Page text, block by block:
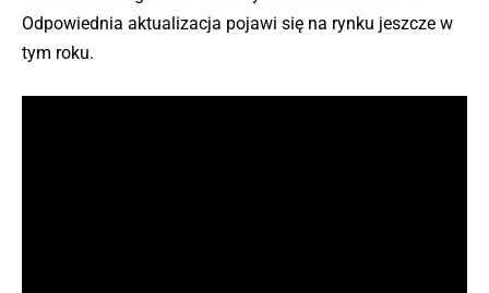
Odpowiednia aktualizacja pojawi się na rynku jeszcze w
tym roku.